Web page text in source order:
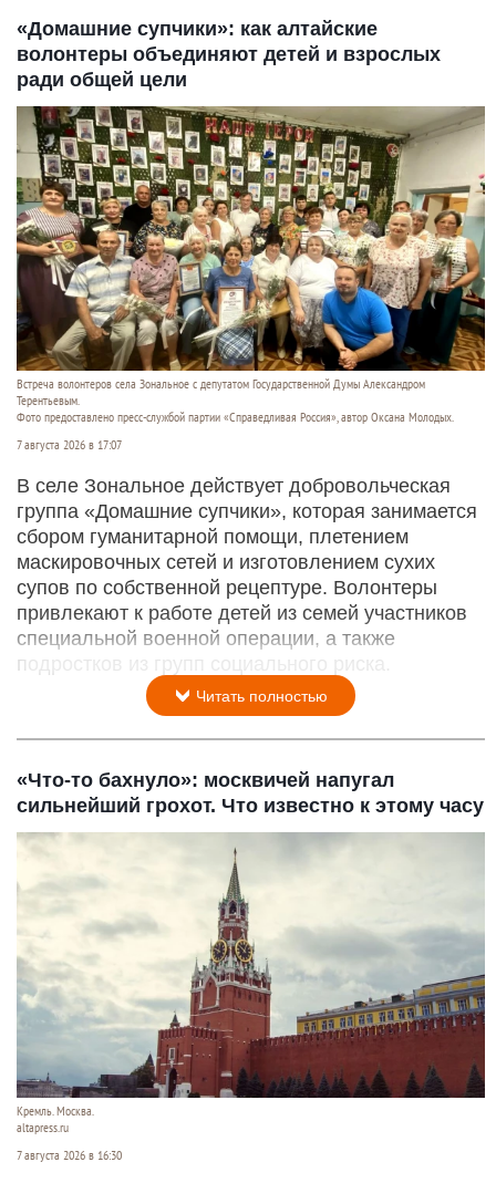
«Домашние супчики»: как алтайские
волонтеры объединяют детей и взрослых
ради общей цели
Встреча волонтеров села Зональное с депутатом Государственной Думы Александром
Терентьевым.
Фото предоставлено пресс-службой партии «Справедливая Россия», автор Оксана Молодых.
7 августа 2026 в 17:07
В селе Зональное действует добровольческая
группа «Домашние супчики», которая занимается
сбором гуманитарной помощи, плетением
маскировочных сетей и изготовлением сухих
супов по собственной рецептуре. Волонтеры
привлекают к работе детей из семей участников
специальной военной операции, а также
подростков из групп социального риска.
Читать полностью
«Что-то бахнуло»: москвичей напугал
сильнейший грохот. Что известно к этому часу
Кремль. Москва.
altapress.ru
7 августа 2026 в 16:30